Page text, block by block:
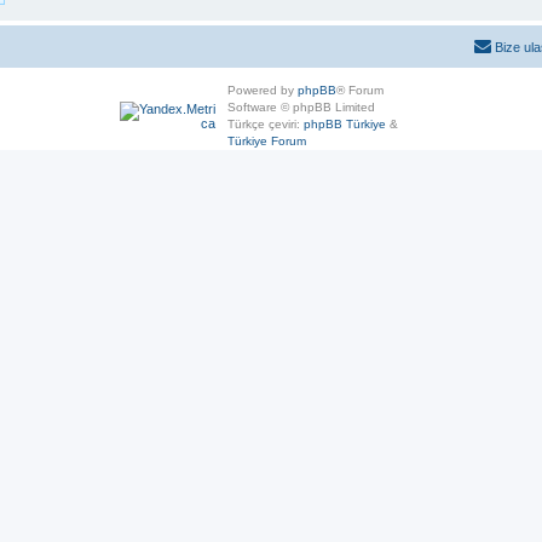
Bize
Powered by phpBB® Forum
Software © phpBB Limited
Türkçe çeviri: phpBB Türkiye &
Türkiye Forum